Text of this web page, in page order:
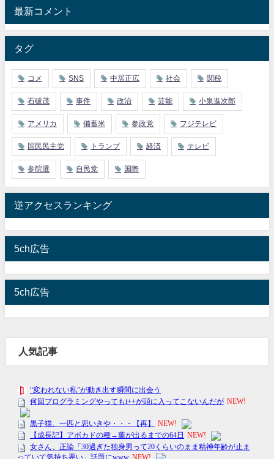
最新コメント
タグ
コメ SNS 中居正広 社会 関税
石破茂 事件 政治 芸能 小泉進次郎
アメリカ 備蓄米 参政党 フジテレビ
国民民主党 トランプ 経済 テレビ
参院選 自民党 国際
逆アクセスランキング
5ch広告
5ch広告
人気記事